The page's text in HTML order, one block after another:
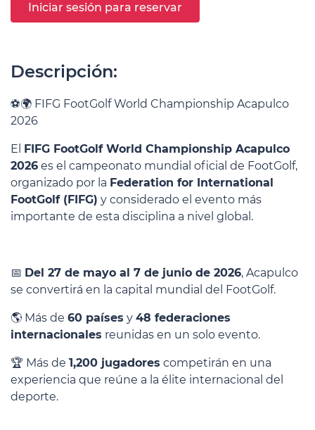
Iniciar sesión para reservar
Descripción:
⚽🌍 FIFG FootGolf World Championship Acapulco
2026
El FIFG FootGolf World Championship Acapulco
2026 es el campeonato mundial oficial de FootGolf,
organizado por la Federation for International
FootGolf (FIFG) y considerado el evento más
importante de esta disciplina a nivel global.
📅 Del 27 de mayo al 7 de junio de 2026, Acapulco
se convertirá en la capital mundial del FootGolf.
🌎 Más de 60 países y 48 federaciones
internacionales reunidas en un solo evento.
🏆 Más de 1,200 jugadores competirán en una
experiencia que reúne a la élite internacional del
deporte.